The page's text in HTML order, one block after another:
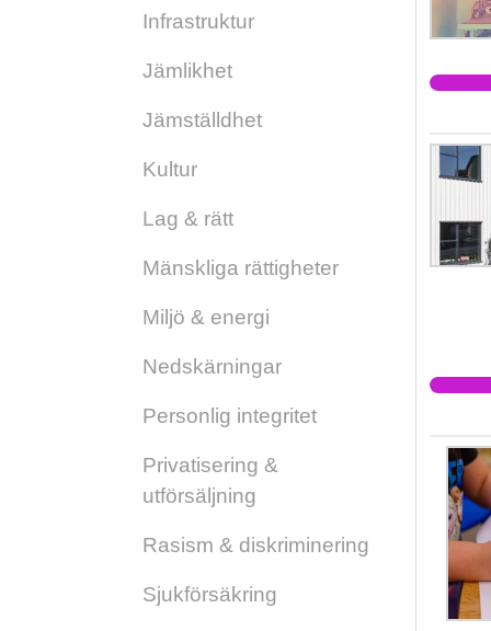
Infrastruktur
Jämlikhet
Jämställdhet
Kultur
Lag & rätt
Mänskliga rättigheter
Miljö & energi
Nedskärningar
Personlig integritet
Privatisering &
utförsäljning
Rasism & diskriminering
Sjukförsäkring